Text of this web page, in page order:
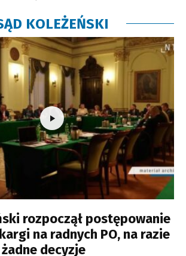
KOLEŻEŃSKI
rozpoczął postępowanie
na radnych PO, na razie
decyzje